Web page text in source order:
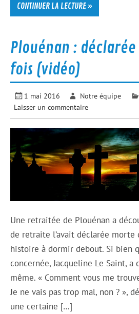
CONTINUER LA LECTURE »
Plouénan :
fois (vidéo)
1 mai 2016 Notre équipe
Laisser un commentaire
Une retraitée de Plouénan a
de retraite l’avait déclarée morte
histoire à dormir debout. Si bien
concernée, Jacqueline Le Saint,
même. « Comment vous me
Je ne vais pas trop mal, non ? »,
une certaine […]